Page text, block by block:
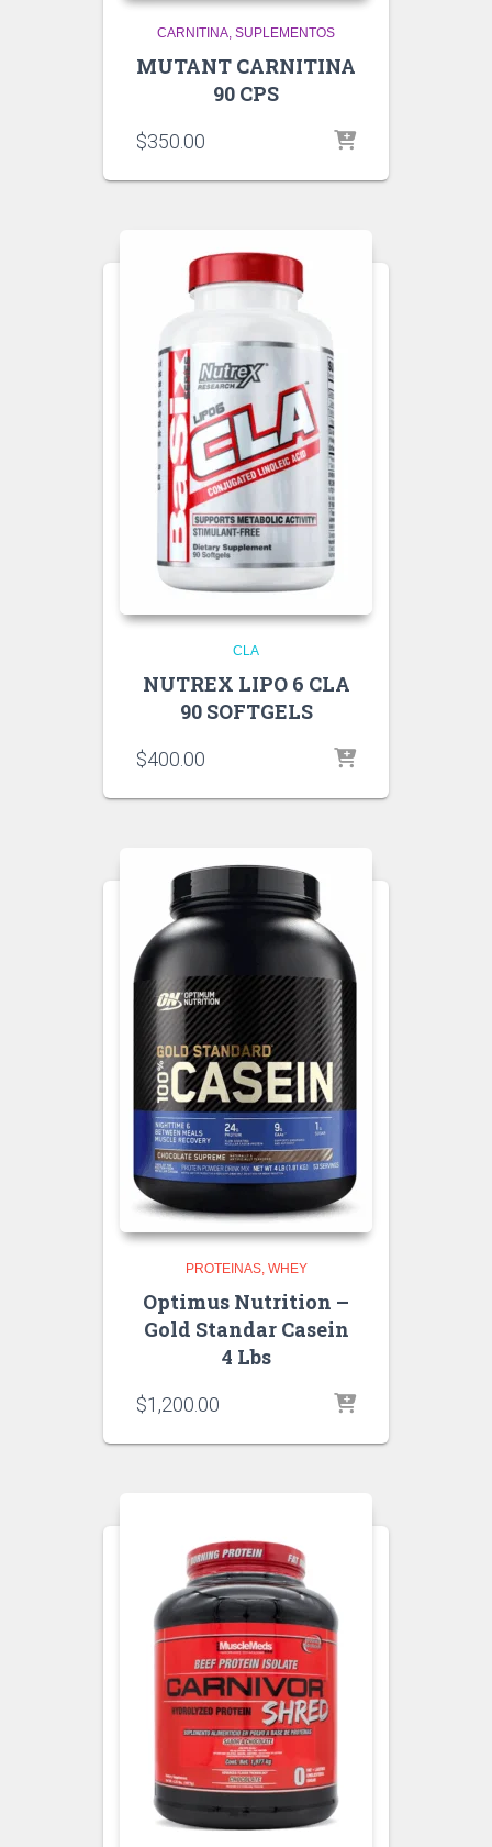
CARNITINA SUPLEMENTOS
MUTANT CARNITINA
90 CPS
$350.00
CLA
NUTREX LIPO 6 CLA
90 SOFTGELS
$400.00
PROTEINAS WHEY
Optimus Nutrition –
Gold Standar Casein
4 Lbs
$1,200.00